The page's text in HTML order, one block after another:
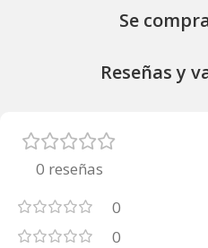
Se
Reseñas y
0 reseñas
0
0